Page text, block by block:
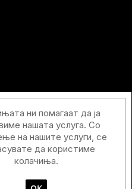
ни помагаат да ја
нашата услуга. Со
на нашите услуги, се
да користиме
колачиња.